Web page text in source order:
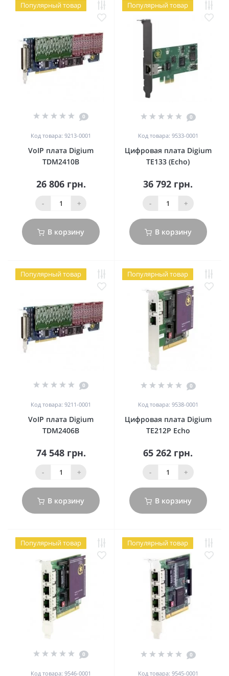
Популярный товар
0
Код товара: 9213-0001
VoIP плата Digium
TDM2410B
26 806 грн.
- +
В корзину
Популярный товар
0
Код товара: 9533-0001
Цифровая плата Digium
TE133 (Echo)
36 792 грн.
- +
В корзину
Популярный товар
0
Код товара: 9211-0001
VoIP плата Digium
TDM2406B
74 548 грн.
- +
В корзину
Популярный товар
0
Код товара: 9538-0001
Цифровая плата Digium
TE212P Echo
65 262 грн.
- +
В корзину
Популярный товар
0
Код товара: 9546-0001
Популярный товар
0
Код товара: 9545-0001